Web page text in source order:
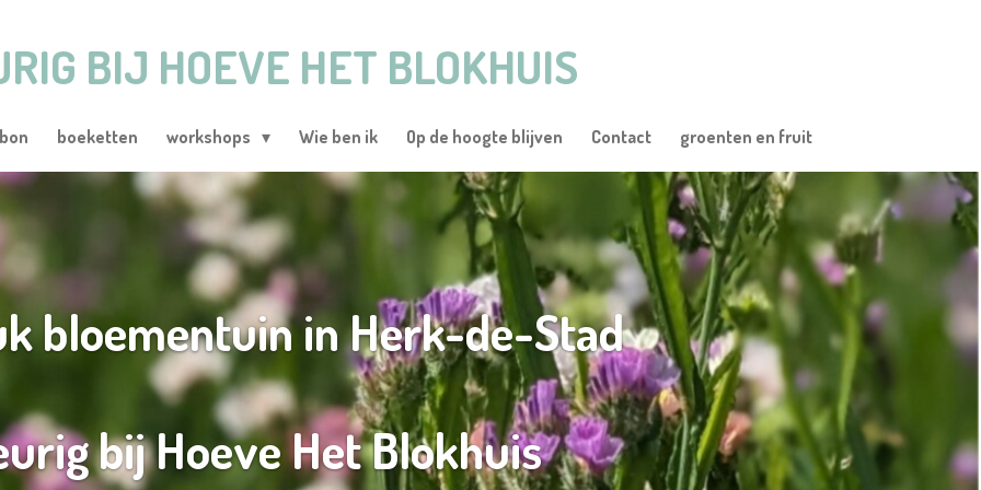
BIJ HOEVE HET BLOKHUIS
boeketten workshops Wie ben ik Op de hoogte blijven Contact groenten en fruit
bloementuin in Herk-de-Stad
bij Hoeve Het Blokhuis